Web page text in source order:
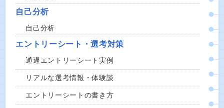
自己分析
自己分析
エントリーシート・選考対策
通過エントリーシート実例
リアルな選考情報・体験談
エントリーシートの書き方